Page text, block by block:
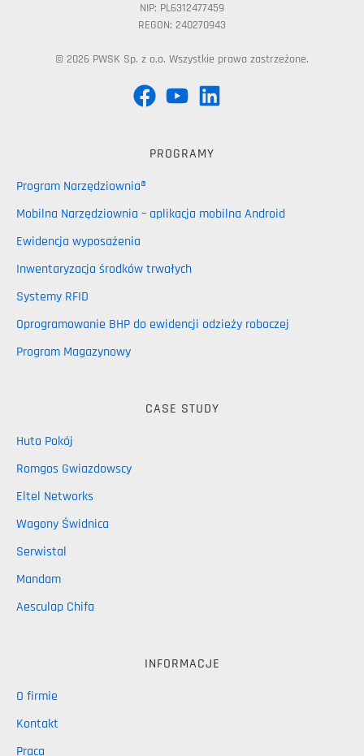
NIP: PL6312477459
REGON: 240270943
© 2026 PWSK Sp. z o.o. Wszystkie prawa zastrzeżone.
PROGRAMY
Program Narzędziownia®
Mobilna Narzędziownia – aplikacja mobilna Android
Ewidencja wyposażenia
Inwentaryzacja środków trwałych
Systemy RFID
Oprogramowanie BHP do ewidencji odzieży roboczej
Program Magazynowy
CASE STUDY
Huta Pokój
Romgos Gwiazdowscy
Eltel Networks
Wagony Świdnica
Serwistal
Mandam
Aesculap Chifa
INFORMACJE
O firmie
Kontakt
Praca